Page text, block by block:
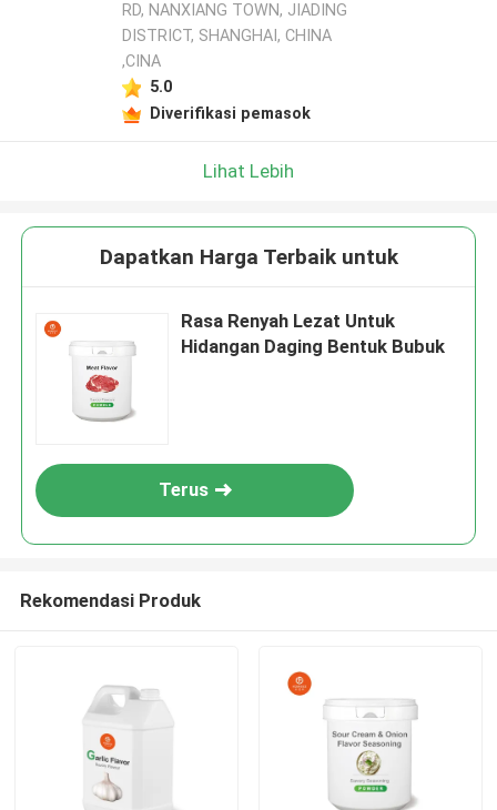
RD, NANXIANG TOWN, JIADING
DISTRICT, SHANGHAI, CHINA
,CINA
5.0
Diverifikasi pemasok
Lihat Lebih
Dapatkan Harga Terbaik untuk
Rasa Renyah Lezat Untuk
Hidangan Daging Bentuk Bubuk
Terus
Rekomendasi Produk